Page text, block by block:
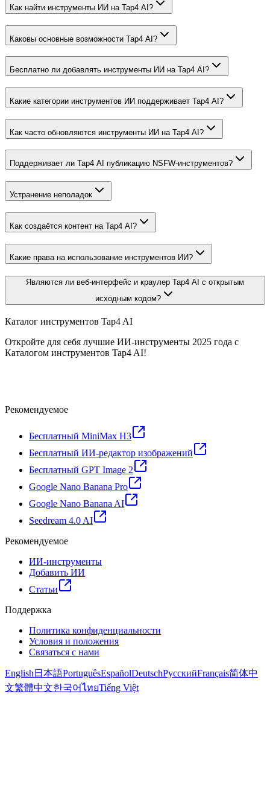
Как найти инструменты ИИ на Tap4 AI?
Каковы основные возможности Tap4 AI?
Бесплатно ли добавлять инструменты ИИ на Tap4 AI?
Какие категории инструментов ИИ поддерживает Tap4 AI?
Как часто обновляются инструменты ИИ на Tap4 AI?
Поддерживает ли Tap4 AI публикацию NSFW-инструментов?
Устранение неполадок
Как создаётся контент на Tap4 AI?
Какие права на использование инструментов ИИ?
Являются ли веб-интерфейс и краулер Tap4 AI с открытым
исходным кодом?
Каталог инструментов Tap4 AI
Откройте для себя лучшие ИИ-инструменты 2025 года с
Каталогом инструментов Tap4 AI!
Рекомендуемое
Бесплатный MiniMax H3
Бесплатный ИИ-редактор изображений
Бесплатный GPT Image 2
Google Nano Banana Pro
Google Nano Banana AI
Seedream 4.0 AI
Рекомендуемое
ИИ-инструменты
Добавить ИИ
Статьи
Поддержка
Политика конфиденциальности
Условия и положения
Связаться с нами
English 日本語PortuguêsEspañolDeutschРусскийFrançais简体中
文繁體中文한국어ไทยTiếng Việt